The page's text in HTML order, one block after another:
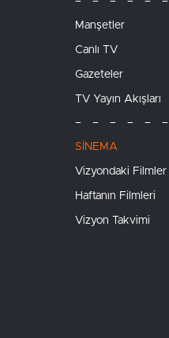
Manşetler
Canlı TV
Gazeteler
TV Yayın Akışları
– – – – – –
SİNEMA
Vizyondaki Filmler
Haftanın Filmleri
Vizyon Takvimi